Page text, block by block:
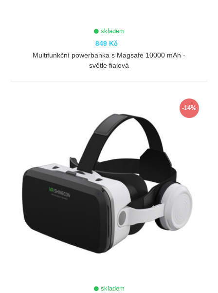
skladem
849 Kč
Multifunkční powerbanka s Magsafe 10000 mAh -
světle fialová
-14%
skladem